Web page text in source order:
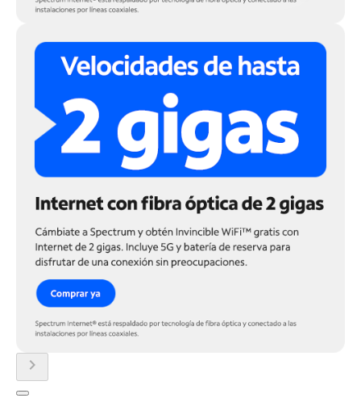
chevron_right